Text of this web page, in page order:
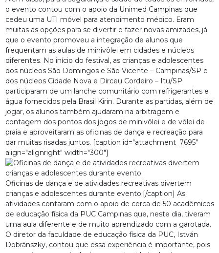
o evento contou com o apoio da Unimed Campinas que
cedeu uma UTI móvel para atendimento médico. Eram
muitas as opções para se divertir e fazer novas amizades, já
que o evento promoveu a integração de alunos que
frequentam as aulas de minivôlei em cidades e núcleos
diferentes. No início do festival, as crianças e adolescentes
dos núcleos São Domingos e São Vicente – Campinas/SP e
dos núcleos Cidade Nova e Dirceu Cordeiro – Itu/SP
participaram de um lanche comunitário com refrigerantes e
água fornecidos pela Brasil Kirin. Durante as partidas, além de
jogar, os alunos também ajudaram na arbitragem e
contagem dos pontos dos jogos de minivôlei e de vôlei de
praia e aproveitaram as oficinas de dança e recreação para
dar muitas risadas juntos. [caption id="attachment_7695"
align="alignright" width="300"]
Oficinas de dança e de atividades recreativas divertem
crianças e adolescentes durante evento.[/caption] As
atividades contaram com o apoio de cerca de 50 acadêmicos
de educação física da PUC Campinas que, neste dia, tiveram
uma aula diferente e de muito aprendizado com a garotada.
O diretor da faculdade de educação física da PUC, István
Dobránszky, contou que essa experiência é importante, pois